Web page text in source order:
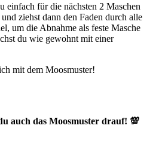
einfach für die nächsten 2 Maschen
ziehst dann den Faden durch alle
um die Abnahme als feste Masche
du wie gewohnt mit einer
auch das Moosmuster drauf! 💯